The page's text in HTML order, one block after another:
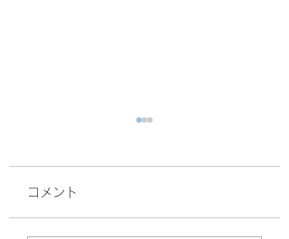
サルスベリ！
コメント